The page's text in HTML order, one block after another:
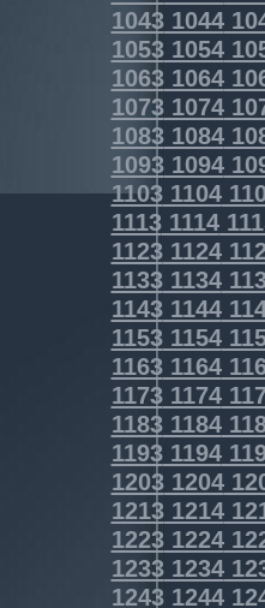
10431044
10531054
10631064
10731074
10831084
10931094
11031104
11131114
11231124
11331134
11431144
11531154
11631164
11731174
11831184
11931194
12031204
12131214
12231224
12331234
12431244